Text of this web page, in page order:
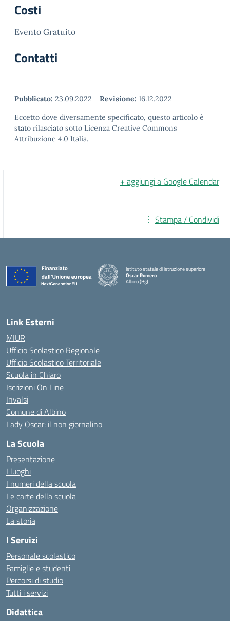
Costi
Evento Gratuito
Contatti
Pubblicato: 23.09.2022 - Revisione: 16.12.2022
Eccetto dove diversamente specificato, questo articolo è
stato rilasciato sotto Licenza Creative Commons
Attribuzione 4.0 Italia.
+ aggiungi a Google Calendar
Stampa / Condividi
Istituto statale di istruzione superiore
Oscar Romero
Albino (Bg)
Link Esterni
MIUR
Ufficio Scolastico Regionale
Ufficio Scolastico Territoriale
Scuola in Chiaro
Iscrizioni On Line
Invalsi
Comune di Albino
Lady Oscar: il non giornalino
La Scuola
Presentazione
I luoghi
I numeri della scuola
Le carte della scuola
Organizzazione
La storia
I Servizi
Personale scolastico
Famiglie e studenti
Percorsi di studio
Tutti i servizi
Didattica